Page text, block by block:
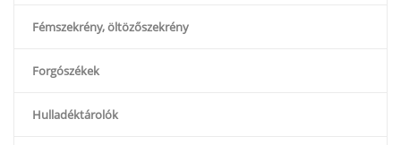
Fémszekrény, öltözőszekrény
Forgószékek
Hulladéktárolók